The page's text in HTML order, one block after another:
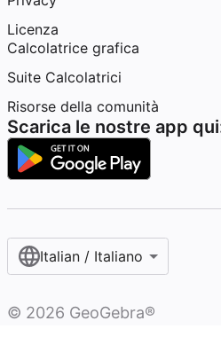
Licenza
Calcolatrice grafica
Suite Calcolatrici
Risorse della comunità
Scarica le nostre app
Italian / Italiano‎
© 2026 GeoGebra®